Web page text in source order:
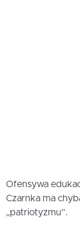
Ofensywa
Czarnka ma
„patriotyzmu”.